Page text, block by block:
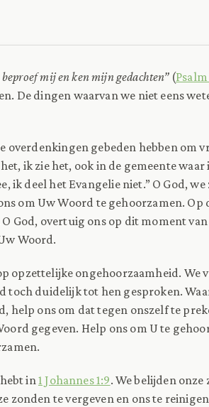
mij en ken mijn gedachten”(Psalm
De dingen waarvan we niet eens
overdenkingen gebeden hebben om
ik zie het, ook in de gemeente waar
ik deel het Evangelie niet.” O God, we
om Uw Woord te gehoorzamen. Op
God, overtuig ons op dit moment
Woord.
opzettelijke ongehoorzaamheid. We
toch duidelijk tot hen gesproken.
help ons om dat tegen onszelf te
gegeven. Help ons om U te
hebt in1 Johannes 1:9. We belijden onze
zonden te vergeven en ons te